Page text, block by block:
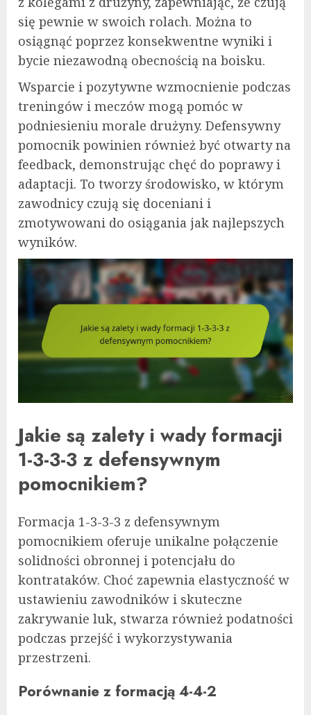
się pewnie w swoich rolach. Można to
osiągnąć poprzez konsekwentne wyniki i
bycie niezawodną obecnością na boisku.
Wsparcie i pozytywne wzmocnienie podczas
treningów i meczów mogą pomóc w
podniesieniu morale drużyny. Defensywny
pomocnik powinien również być otwarty na
feedback, demonstrując chęć do poprawy i
adaptacji. To tworzy środowisko, w którym
zawodnicy czują się doceniani i
zmotywowani do osiągania jak najlepszych
wyników.
Jakie są zalety i wady formacji
1-3-3-3 z defensywnym
pomocnikiem?
Formacja 1-3-3-3 z defensywnym
pomocnikiem oferuje unikalne połączenie
solidności obronnej i potencjału do
kontrataków. Choć zapewnia elastyczność w
ustawieniu zawodników i skuteczne
zakrywanie luk, stwarza również podatności
podczas przejść i wykorzystywania
przestrzeni.
Porównanie z formacją 4-4-2